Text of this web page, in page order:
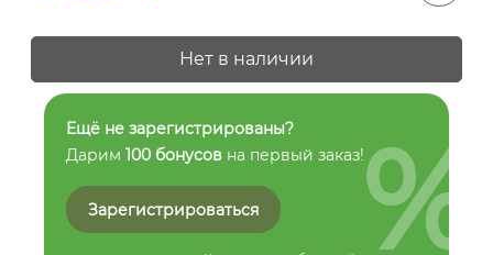
Нет в наличии
Ещё не зарегистрированы?
Дарим 100 бонусов на первый заказ!
Зарегистрироваться %